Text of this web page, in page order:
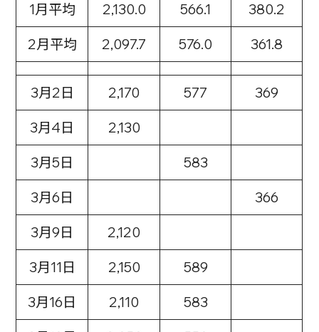
1月平均 2,130.0 566.1 380.2
2月平均 2,097.7 576.0 361.8
3月2日 2,170 577 369
3月4日 2,130
3月5日 583
3月6日 366
3月9日 2,120
3月11日 2,150 589
3月16日 2,110 583